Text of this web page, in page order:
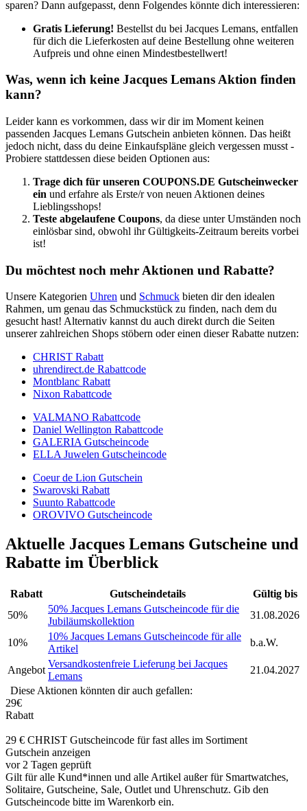
sparen? Dann aufgepasst, denn Folgendes könnte dich interessieren:
Gratis Lieferung! Bestellst du bei Jacques Lemans, entfallen
für dich die Lieferkosten auf deine Bestellung ohne weiteren
Aufpreis und ohne einen Mindestbestellwert!
Was, wenn ich keine Jacques Lemans Aktion finden
kann?
Leider kann es vorkommen, dass wir dir im Moment keinen
passenden Jacques Lemans Gutschein anbieten können. Das heißt
jedoch nicht, dass du deine Einkaufspläne gleich vergessen musst -
Probiere stattdessen diese beiden Optionen aus:
Trage dich für unseren COUPONS.DE Gutscheinwecker
ein und erfahre als Erste/r von neuen Aktionen deines
Lieblingsshops!
Teste abgelaufene Coupons, da diese unter Umständen noch
einlösbar sind, obwohl ihr Gültigkeits-Zeitraum bereits vorbei
ist!
Du möchtest noch mehr Aktionen und Rabatte?
Unsere Kategorien Uhren und Schmuck bieten dir den idealen
Rahmen, um genau das Schmuckstück zu finden, nach dem du
gesucht hast! Alternativ kannst du auch direkt durch die Seiten
unserer zahlreichen Shops stöbern oder einen dieser Rabatte nutzen:
CHRIST Rabatt
uhrendirect.de Rabattcode
Montblanc Rabatt
Nixon Rabattcode
VALMANO Rabattcode
Daniel Wellington Rabattcode
GALERIA Gutscheincode
ELLA Juwelen Gutscheincode
Coeur de Lion Gutschein
Swarovski Rabatt
Suunto Rabattcode
OROVIVO Gutscheincode
Aktuelle Jacques Lemans Gutscheine und
Rabatte im Überblick
Rabatt Gutscheindetails
Gültig bis
50%
50% Jacques Lemans Gutscheincode für die
Jubiläumskollektion
31.08.2026
10%
10% Jacques Lemans Gutscheincode für alle
Artikel
b.a.W.
Angebot
Versandkostenfreie Lieferung bei Jacques
Lemans
21.04.2027
Diese Aktionen könnten dir auch gefallen:
29€
Rabatt
29 € CHRIST Gutscheincode für fast alles im Sortiment
Gutschein anzeigen
vor 2 Tagen geprüft
Gilt für alle Kund*innen und alle Artikel außer für Smartwatches,
Solitaire, Gutscheine, Sale, Outlet und Uhrenschutz. Gib den
Gutscheincode bitte im Warenkorb ein.